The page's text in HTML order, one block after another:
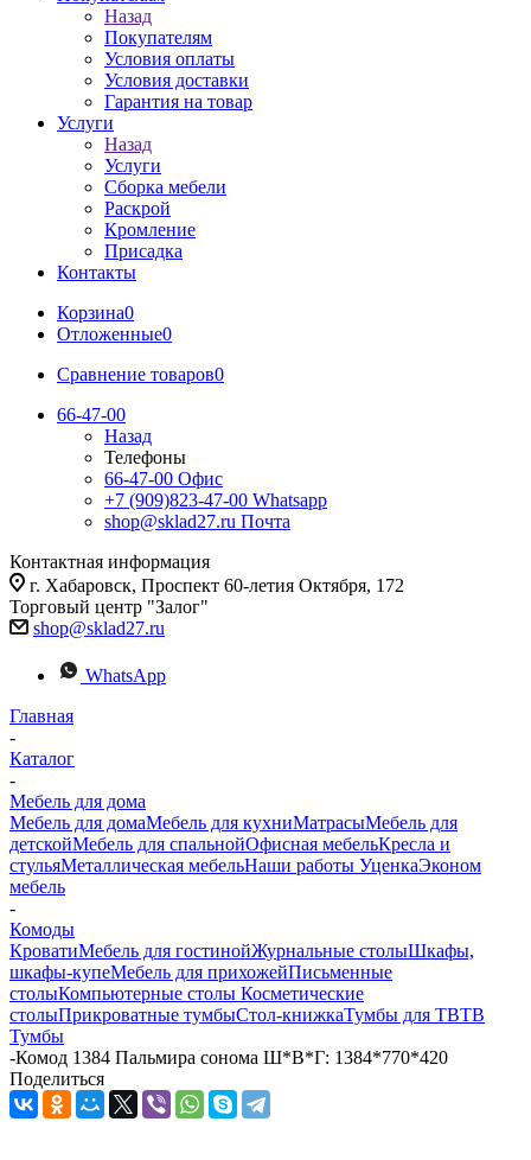
Назад
Покупателям
Условия оплаты
Условия доставки
Гарантия на товар
Услуги
Назад
Услуги
Сборка мебели
Раскрой
Кромление
Присадка
Контакты
Корзина0
Отложенные0
Сравнение товаров0
66-47-00
Назад
Телефоны
66-47-00 Офис
+7 (909)823-47-00 Whatsapp
shop@sklad27.ru Почта
Контактная информация
г. Хабаровск, Проспект 60-летия Октября, 172
Торговый центр "Залог"
shop@sklad27.ru
WhatsApp
Главная
-
Каталог
-
Мебель для дома
Мебель для домаМебель для кухниМатраcыМебель для
детскойМебель для спальнойОфисная мебельКресла и
стульяМеталлическая мебельНаши работы УценкаЭконом
мебель
-
Комоды
КроватиМебель для гостинойЖурнальные столыШкафы,
шкафы-купеМебель для прихожейПисьменные
столыКомпьютерные столы Косметические
столыПрикроватные тумбыСтол-книжкаТумбы для ТВТВ
Тумбы
-Комод 1384 Пальмира сонома Ш*В*Г: 1384*770*420
Поделиться